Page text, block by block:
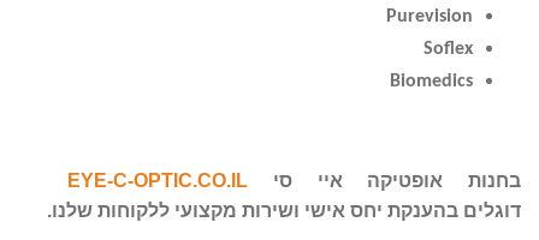
Purevision
Soflex
Biomedics
בחנות אופטיקה איי סי
EYE-C-OPTIC.CO.IL
דוגלים בהענקת יחס אישי ושירות מקצועי ללקוחות שלנו.